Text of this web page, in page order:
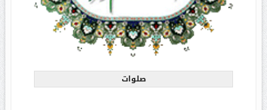
صلوات